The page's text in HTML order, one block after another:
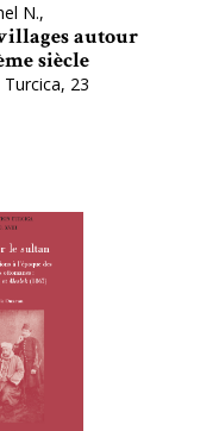
N.,
autour
siècle
23